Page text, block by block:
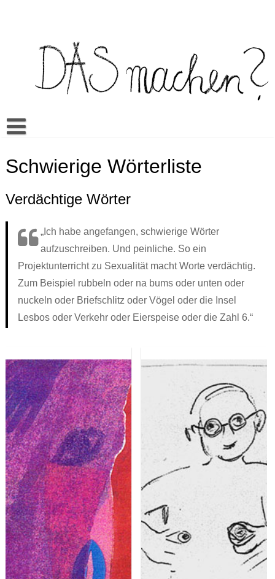
Video Bilderbuch
Multilingua
ŞEY yapmak?
TO raditi?
Про ЭТО. Про ЧТО?
العربية
Es kann sein…
Spiel
Memory
Mandos Kleiderkasten
Cansus Frage
Ronnies Auskunft
Jonas‘ Wollhaut
Schwierige Wörterliste
Persönliches Heft
XYZ
Comic
Briefkasten
Versprecher
Aufgeklärt
Stell dir vor
PS:
Warum Das machen?
Rezensionen
Ein bisschen wie du // A little like you
Alles gut
Jenny, sieben
Wenn ich groß bin, will ich FRAUlenzen
Atalanta Läufer_in
Dorn
Theaterstücke Lilly Axster
Bildergalerie Christine Aebi
„Teaching gender?“
Artikel & sonstige Texte
Links
Aktuell
Veranstaltungen
Über uns
Kontakt
Schwierige Wörterliste
Verdächtige Wörter
„Ich habe angefangen, schwierige Wörter
aufzuschreiben. Und peinliche. So ein
Projektunterricht zu Sexualität macht Worte verdächtig.
Zum Beispiel rubbeln oder na bums oder unten oder
nuckeln oder Briefschlitz oder Vögel oder die Insel
Lesbos oder Verkehr oder Eierspeise oder die Zahl 6.“